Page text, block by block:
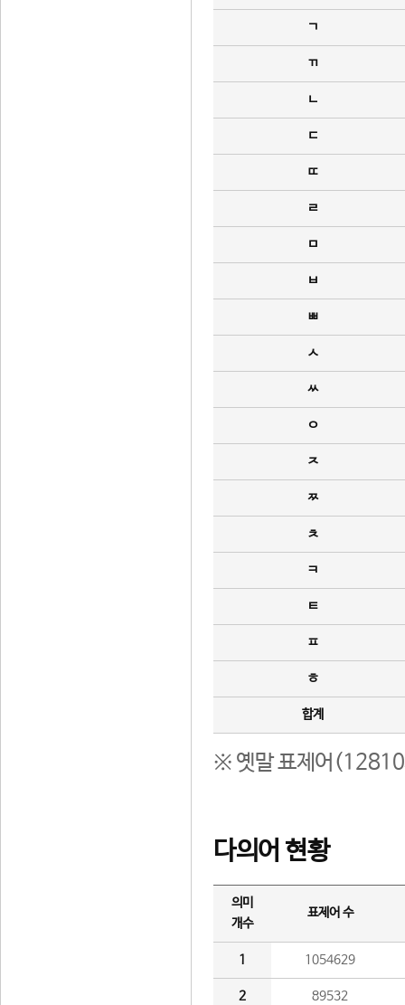
ㄱ
ㄲ
ㄴ
ㄷ
ㄸ
ㄹ
ㅁ
ㅂ
ㅃ
ㅅ
ㅆ
ㅇ
ㅈ
ㅉ
ㅊ
ㅋ
ㅌ
ㅍ
ㅎ
합계
※ 옛말 표제어(12810
다의어 현황
의미
개수
표제어 수
1 1054629
2 89532